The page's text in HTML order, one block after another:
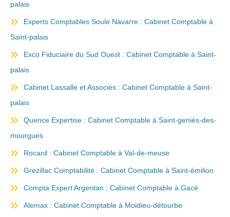
palais
Experts Comptables Soule Navarre : Cabinet Comptable à
Saint-palais
Exco Fiduciaire du Sud Ouest : Cabinet Comptable à Saint-
palais
Cabinet Lassalle et Associés : Cabinet Comptable à Saint-
palais
Quence Expertise : Cabinet Comptable à Saint-geniès-des-
mourgues
Rocard : Cabinet Comptable à Val-de-meuse
Grezillac Comptabilité : Cabinet Comptable à Saint-émilion
Compta Expert Argentan : Cabinet Comptable à Gacé
Alemax : Cabinet Comptable à Moidieu-détourbe